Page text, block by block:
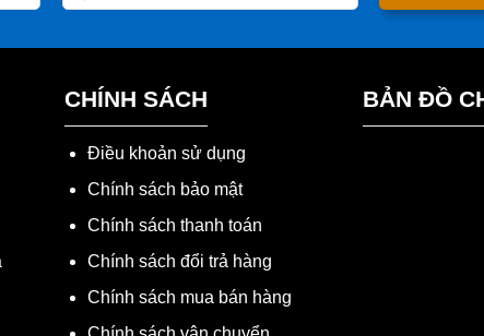
CHÍNH SÁCH
Điều khoản sử dụng
Chính sách bảo mật
Chính sách thanh toán
Chính sách đổi trả hàng
Chính sách mua bán hàng
BẢN ĐỒ